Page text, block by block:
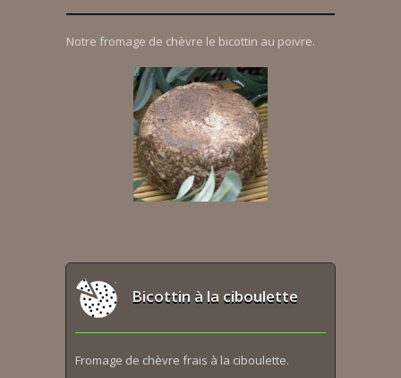
Notre fromage de chèvre le bicottin au poivre.
Bicottin à la ciboulette
Fromage de chèvre frais à la ciboulette.